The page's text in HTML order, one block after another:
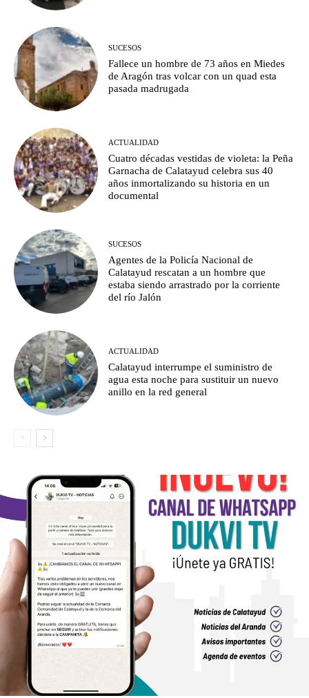
SUCESOS
Fallece un hombre de 73 años en Miedes
de Aragón tras volcar con un quad esta
pasada madrugada
ACTUALIDAD
Cuatro décadas vestidas de violeta: la Peña
Garnacha de Calatayud celebra sus 40
años inmortalizando su historia en un
documental
SUCESOS
Agentes de la Policía Nacional de
Calatayud rescatan a un hombre que
estaba siendo arrastrado por la corriente
del río Jalón
ACTUALIDAD
Calatayud interrumpe el suministro de
agua esta noche para sustituir un nuevo
anillo en la red general